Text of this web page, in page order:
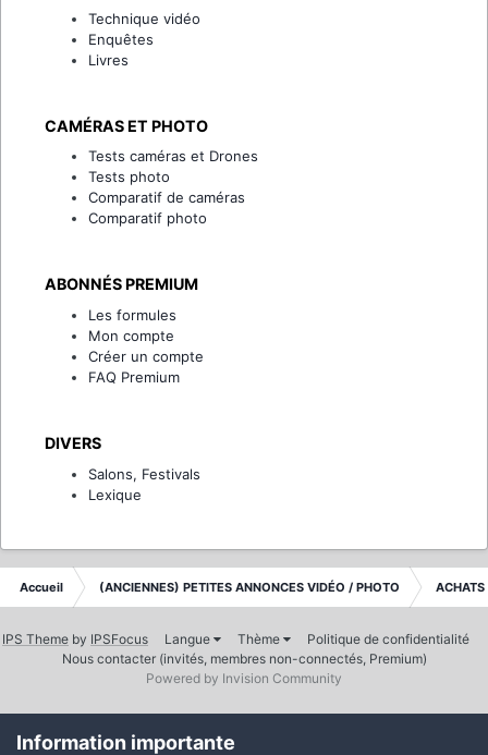
Technique vidéo
Enquêtes
Livres
CAMÉRAS ET PHOTO
Tests caméras et Drones
Tests photo
Comparatif de caméras
Comparatif photo
ABONNÉS PREMIUM
Les formules
Mon compte
Créer un compte
FAQ Premium
DIVERS
Salons, Festivals
Lexique
Accueil (ANCIENNES) PETITES ANNONCES VIDÉO / PHOTO
IPS Theme by IPSFocus Langue Thème
Politique de confidentialité
Nous contacter (invités, membres non-connectés, Premium)
Powered by Invision Community
Information importante